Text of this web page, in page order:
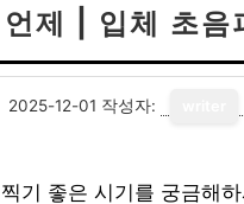
제 | 입체 초음
2025-12-01 작성자:
기 좋은 시기를 궁금해